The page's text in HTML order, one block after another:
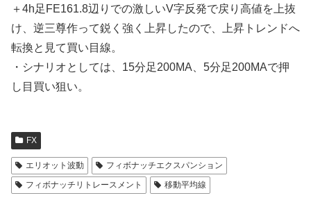
＋4h足FE161.8辺りでの激しいV字反発で戻り高値を上抜
け、逆三尊作って鋭く強く上昇したので、上昇トレンドへ
転換と見て買い目線。
・シナリオとしては、15分足200MA、5分足200MAで押
し目買い狙い。
FX
エリオット波動
フィボナッチエクスパンション
フィボナッチリトレースメント
移動平均線